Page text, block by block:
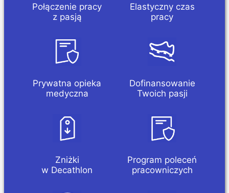
Połączenie pracy
z pasją
Elastyczny czas
pracy
Prywatna opieka
medyczna
Dofinansowanie
Twoich pasji
Zniżki
w Decathlon
Program poleceń
pracowniczych